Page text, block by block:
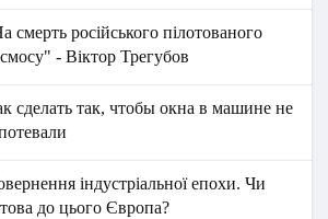
смерть російського пілотованого
- Віктор Трегубов
сделать так, чтобы окна в машине не
індустріальної епохи. Чи
до цього Європа?